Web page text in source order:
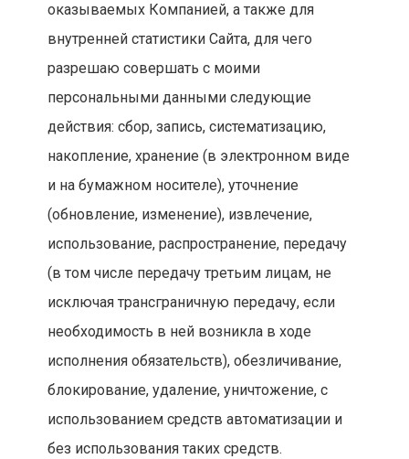
оказываемых Компанией, а также для
внутренней статистики Сайта, для чего
разрешаю совершать с моими
персональными данными следующие
действия: сбор, запись, систематизацию,
накопление, хранение (в электронном виде
и на бумажном носителе), уточнение
(обновление, изменение), извлечение,
использование, распространение, передачу
(в том числе передачу третьим лицам, не
исключая трансграничную передачу, если
необходимость в ней возникла в ходе
исполнения обязательств), обезличивание,
блокирование, удаление, уничтожение, с
использованием средств автоматизации и
без использования таких средств.